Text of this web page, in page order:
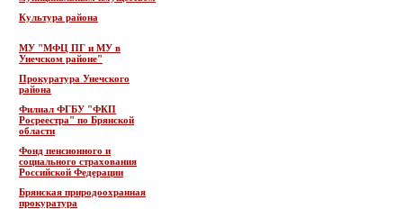
Культура района
МУ "МФЦ ПГ и МУ в
Унечском районе"
Прокуратура Унечского
района
Филиал ФГБУ "ФКП
Росреестра" по Брянской
области
Фонд пенсионного и
социального страхования
Российской Федерации
Брянская природоохранная
прокуратура